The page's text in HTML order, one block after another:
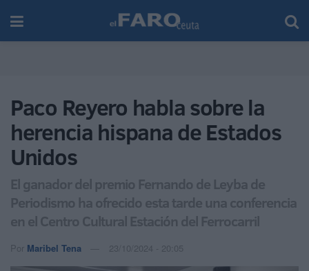
Paco Reyero habla sobre la
herencia hispana de Estados
Unidos
El ganador del premio Fernando de Leyba de
Periodismo ha ofrecido esta tarde una conferencia
en el Centro Cultural Estación del Ferrocarril
Por Maribel Tena 23/10/2024 - 20:05